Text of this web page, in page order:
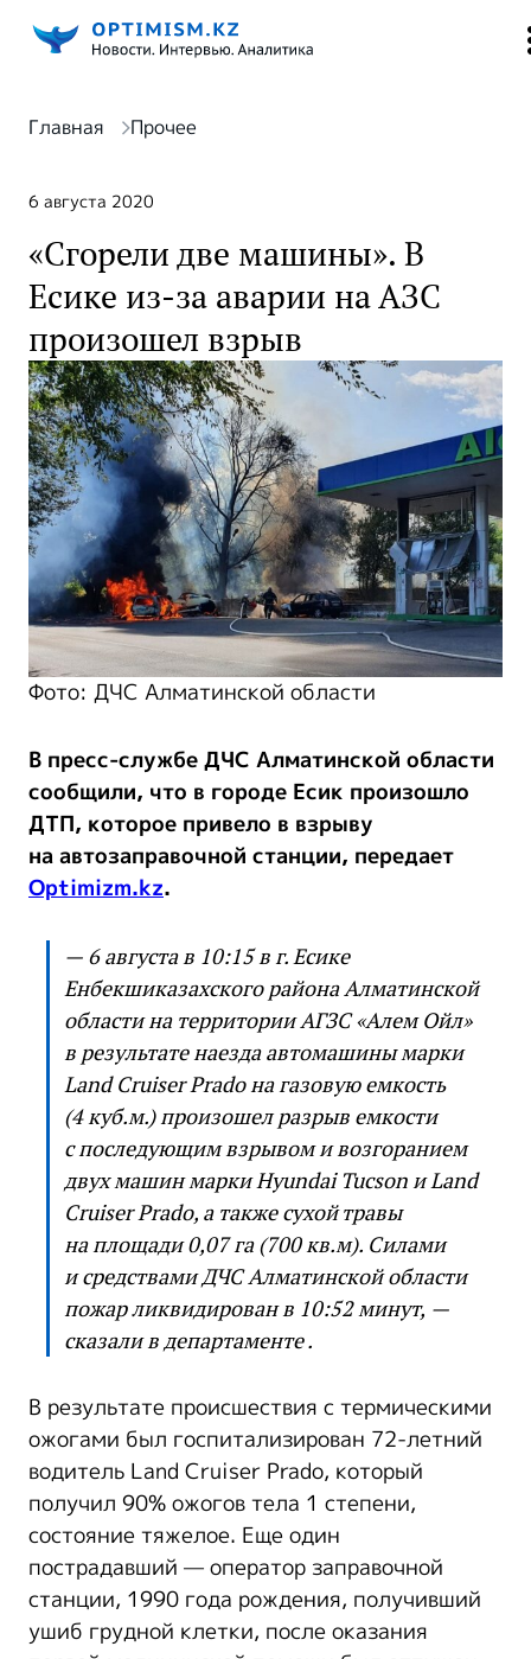
Главная Прочее
6 августа 2020
«Сгорели две машины». В
Есике из-за аварии на АЗС
произошел взрыв
Фото: ДЧС Алматинской области
В пресс-службе ДЧС Алматинской области
сообщили, что в городе Есик произошло
ДТП, которое привело в взрыву
на автозаправочной станции, передает
Optimizm.kz.
— 6 августа в 10:15 в г. Есике
Енбекшиказахского района Алматинской
области на территории АГЗС «Алем Ойл»
в результате наезда автомашины марки
Land Cruiser Prado на газовую емкость
(4 куб.м.) произошел разрыв емкости
с последующим взрывом и возгоранием
двух машин марки Hyundai Tucson и Land
Cruiser Prado, а также сухой травы
на площади 0,07 га (700 кв.м). Силами
и средствами ДЧС Алматинской области
пожар ликвидирован в 10:52 минут, —
сказали в департаменте .
В результате происшествия с термическими
ожогами был госпитализирован 72-летний
водитель Land Cruiser Prado, который
получил 90% ожогов тела 1 степени,
состояние тяжелое. Еще один
пострадавший — оператор заправочной
станции, 1990 года рождения, получивший
ушиб грудной клетки, после оказания